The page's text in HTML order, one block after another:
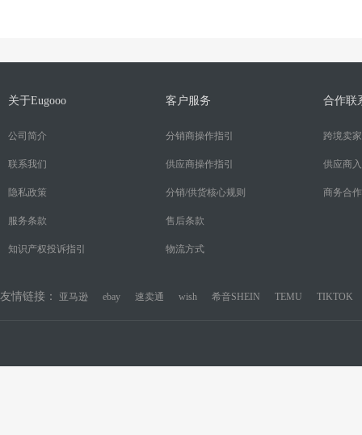
关于Eugooo
公司简介
联系我们
隐私政策
服务条款
知识产权投诉指引
客户服务
分销商操作指引
供应商操作指引
分销/供货核心规则
售后条款
物流方式
合作联
跨境卖
供应商
商务合作
友情链接： 亚马逊 ebay 速卖通 wish 希音SHEIN TEMU TIKTOK